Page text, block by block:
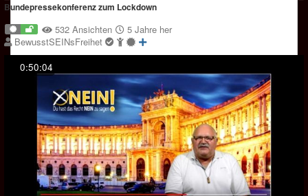
Bundepressekonferenz zum Lockdown
532 Ansichten
5 Jahre her
BewusstSEINsFreihet
0:50:04